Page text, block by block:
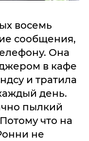
восемь
сообщения,
Она
в кафе
и тратила
день.
пылкий
что на
не